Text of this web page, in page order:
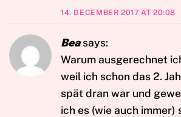
14. DECEMBER 2017 AT 20:08
Bea says:
Warum ausgerechnet
weil ich schon das 2.
spät dran war und
ich es (wie auch immer)